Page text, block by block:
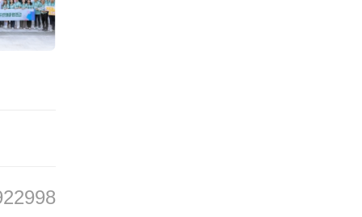
是无